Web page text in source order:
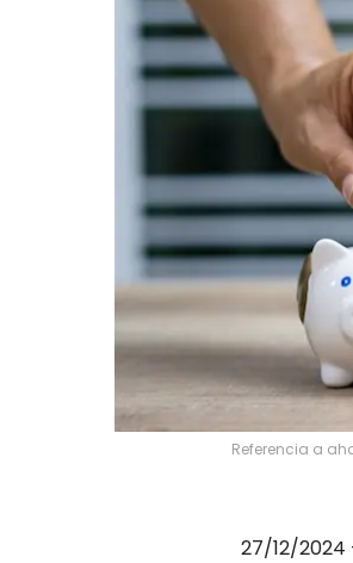
Referencia a
27/12/2024